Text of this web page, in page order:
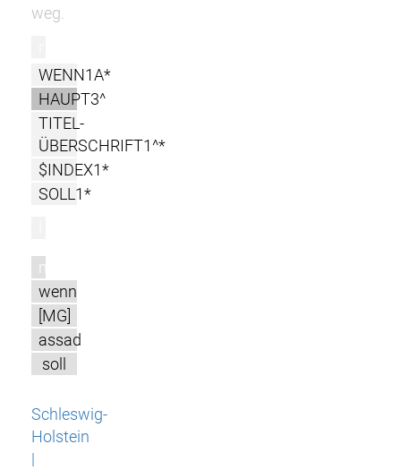
weg.
WENN1A*
HAUPT3^
TITEL-
ÜBERSCHRIFT1^*
$INDEX1*
SOLL1*
m
wenn
[MG]
assad
soll
Schleswig-
Holstein
|